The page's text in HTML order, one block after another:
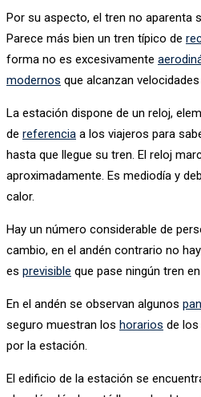
Por su aspecto, el tren no aparenta
Parece más bien un tren típico de
forma no es excesivamente
modernos que alcanzan
La estación dispone de un reloj,
de referencia a los viajeros para
hasta que llegue su tren. El reloj
aproximadamente. Es mediodía y
calor.
Hay un número considerable de
cambio, en el andén contrario no
es previsible que pase ningún tren
En el andén se observan algunos
seguro muestran los horarios de
por la estación.
El edificio de la estación se